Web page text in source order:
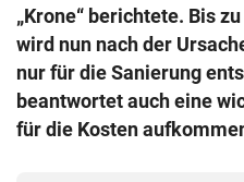
© Krone Multimedia GmbH &
Muthgasse 2, 1190 Wien
„Krone“ berichtete. Bis
wird nun nach der
nur für die Sanierung
beantwortet auch eine
für die Kosten